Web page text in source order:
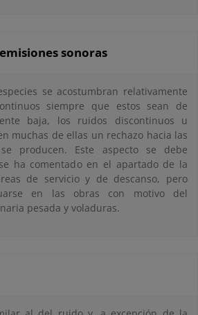
sonoras
se acostumbran relativamente
siempre que estos sean de
baja, los ruidos discontinuos u
muchas de ellas un rechazo hacia las
producen. Este aspecto se debe
ha comentado en el apartado de la
de servicio y de descanso, pero
en las obras con motivo del
pesada y voladuras.